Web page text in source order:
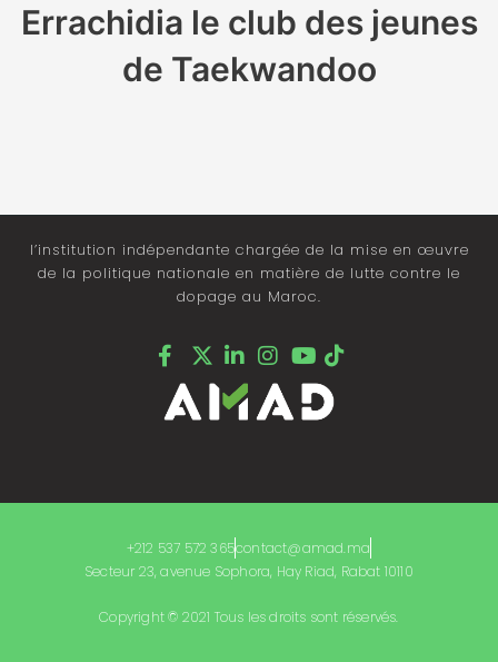
Errachidia le club des jeunes
de Taekwandoo
l’institution indépendante chargée de la mise en œuvre
de la politique nationale en matière de lutte contre le
dopage au Maroc.
Copyright © 2021 Tous les droits sont réservés.
+212 537 572 365contact@amad.ma
Secteur 23, avenue Sophora, Hay Riad, Rabat 10110